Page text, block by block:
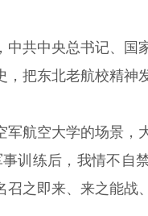
中共中央总书记、
，把东北老航校精神
军航空大学的场景
训练后，我情不自
召之即来、来之能战